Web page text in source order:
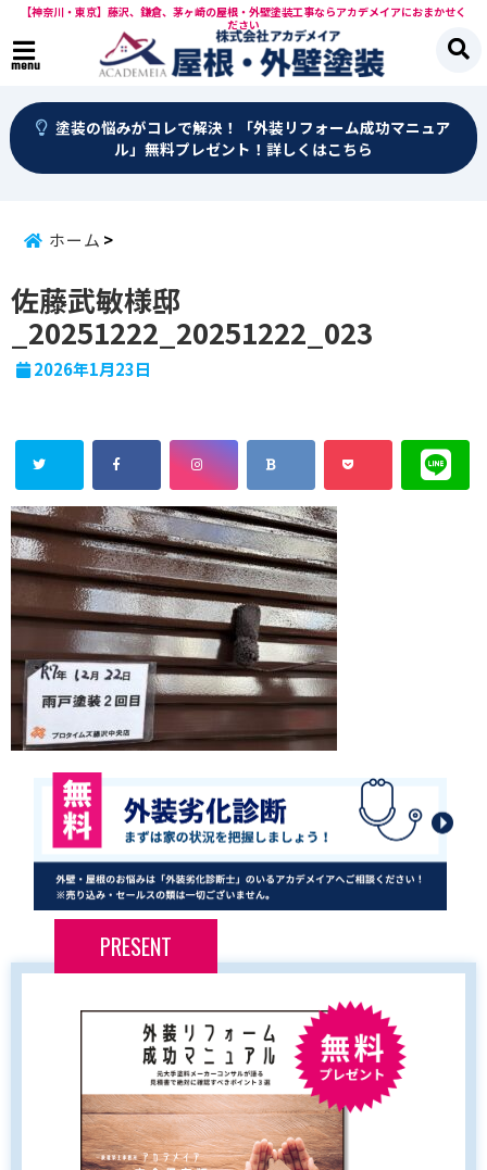
【神奈川・東京】藤沢、鎌倉、茅ヶ崎の屋根・外壁塗装工事ならアカデメイアにおまかせく
ださい
menu
塗装の悩みがコレで解決！「外装リフォーム成功マニュア
ル」無料プレゼント！詳しくはこちら
ホーム
佐藤武敏様邸
_20251222_20251222_023
2026年1月23日